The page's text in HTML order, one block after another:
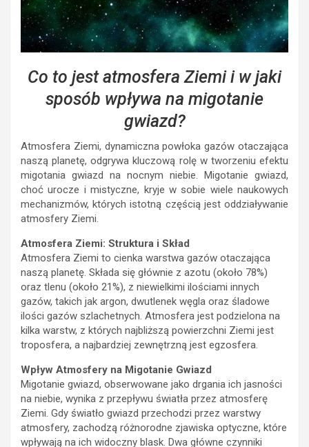
Co to jest atmosfera Ziemi i w jaki
sposób wpływa na migotanie
gwiazd?
Atmosfera Ziemi, dynamiczna powłoka gazów otaczająca
naszą planetę, odgrywa kluczową rolę w tworzeniu efektu
migotania gwiazd na nocnym niebie. Migotanie gwiazd,
choć urocze i mistyczne, kryje w sobie wiele naukowych
mechanizmów, których istotną częścią jest oddziaływanie
atmosfery Ziemi.
Atmosfera Ziemi: Struktura i Skład
Atmosfera Ziemi to cienka warstwa gazów otaczająca
naszą planetę. Składa się głównie z azotu (około 78%)
oraz tlenu (około 21%), z niewielkimi ilościami innych
gazów, takich jak argon, dwutlenek węgla oraz śladowe
ilości gazów szlachetnych. Atmosfera jest podzielona na
kilka warstw, z których najbliższą powierzchni Ziemi jest
troposfera, a najbardziej zewnętrzną jest egzosfera.
Wpływ Atmosfery na Migotanie Gwiazd
Migotanie gwiazd, obserwowane jako drgania ich jasności
na niebie, wynika z przepływu światła przez atmosferę
Ziemi. Gdy światło gwiazd przechodzi przez warstwy
atmosfery, zachodzą różnorodne zjawiska optyczne, które
wpływają na ich widoczny blask. Dwa główne czynniki